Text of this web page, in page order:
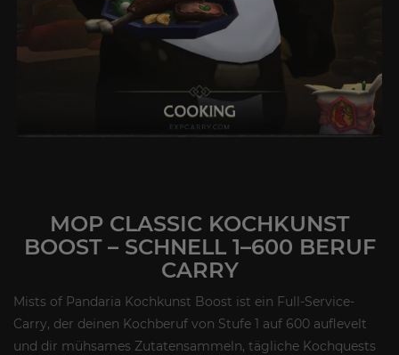
MOP CLASSIC KOCHKUNST
BOOST – SCHNELL 1–600 BERUF
CARRY
Mists of Pandaria Kochkunst Boost ist ein Full-Service-
Carry, der deinen Kochberuf von Stufe 1 auf 600 auflevelt
und dir mühsames Zutatensammeln, tägliche Kochquests